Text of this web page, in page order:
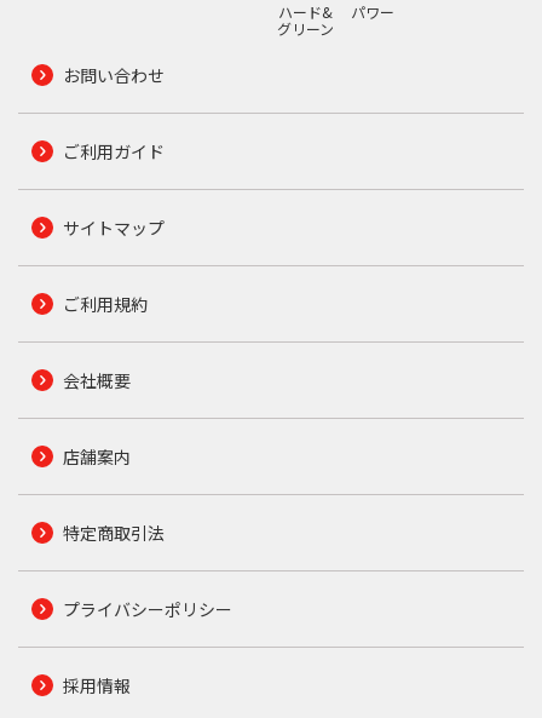
ハード&
グリーン
パワー
お問い合わせ
ご利用ガイド
サイトマップ
ご利用規約
会社概要
店舗案内
特定商取引法
プライバシーポリシー
採用情報